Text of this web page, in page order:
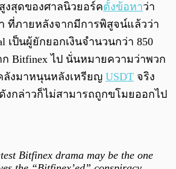
งสุดของศาลนิวยอร์คตั้งข้อหาว่า
ที่ภายหลังจากมีการพิสูจน์แล้วว่า
เป็นผู้ยักยอกเงินจำนวนกว่า 850
Bitfinex ไป นั่นหมายความว่าพวก
ลังมาหนุนหลังเหรียญ USDT จริง
งกล่าวก็ไม่สามารถถูกขโมยออกไป
Bitfinex drama may be the one